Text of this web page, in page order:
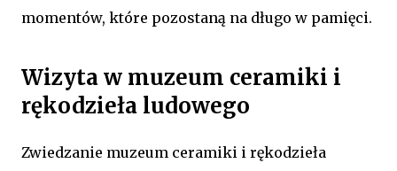
momentów, które pozostaną na długo w pamięci.
Wizyta w muzeum ceramiki i
rękodzieła ludowego
Zwiedzanie muzeum ceramiki i rękodzieła